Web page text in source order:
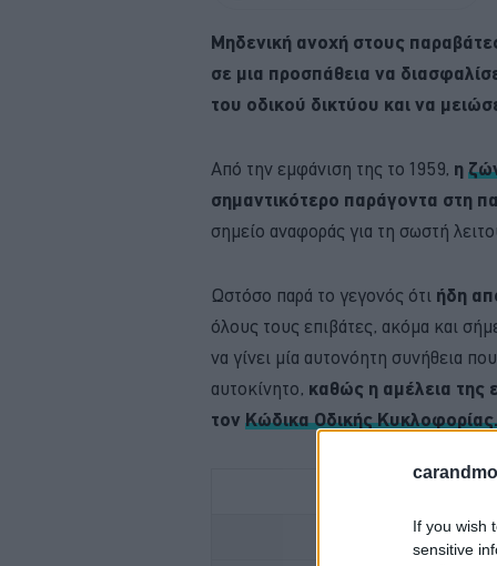
If you wish
sensitive
Μηδενική ανοχή στους
σε μια προσπάθεια να
του οδικού δικτύου και να
Από την εμφάνιση της το 1959, η
σημαντικότερο παράγοντα στη
σημείο αναφοράς για τη σωστή
Ωστόσο παρά το γεγονός ότι ήδη
όλους τους επιβάτες, ακόμα και
να γίνει μία αυτονόητη συνήθεια
αυτοκίνητο, καθώς η αμέλεια της
τον Κώδικα Οδικής Κυκλοφορίας.